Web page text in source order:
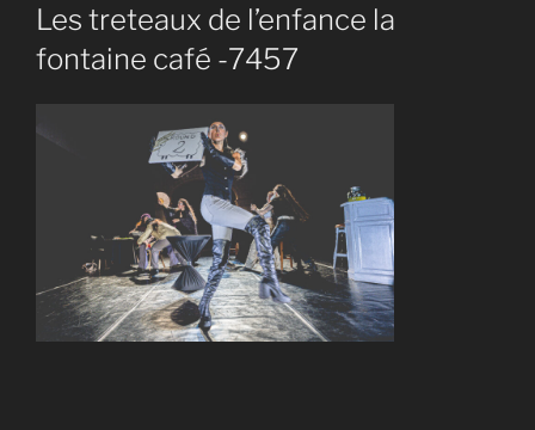
Les treteaux de l’enfance la
fontaine café -7457